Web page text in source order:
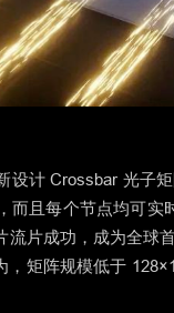
设计 Crossbar 光子
而且每个节点均可
流片成功，成为全球
，矩阵规模低于